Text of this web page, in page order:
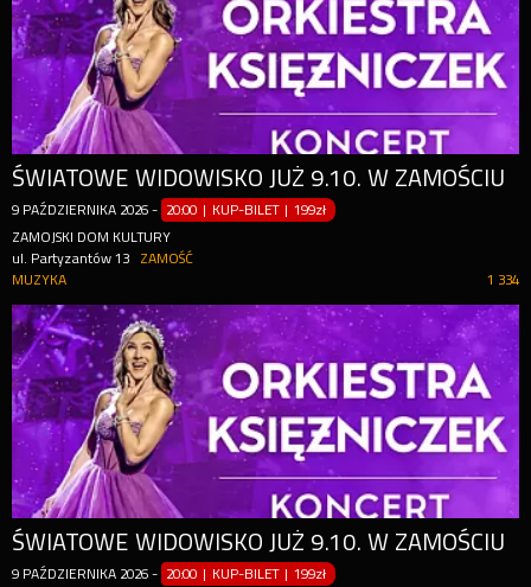
ŚWIATOWE WIDOWISKO JUŻ 9.10. W ZAMOŚCIU
9 PAŹDZIERNIKA 2026 - 20:00 | KUP-BILET |199zł
ZAMOJSKI DOM KULTURY
ul. Partyzantów 13
ZAMOŚĆ
1 334
MUZYKA
ŚWIATOWE WIDOWISKO JUŻ 9.10. W ZAMOŚCIU
9 PAŹDZIERNIKA 2026 - 20:00 | KUP-BILET |199zł